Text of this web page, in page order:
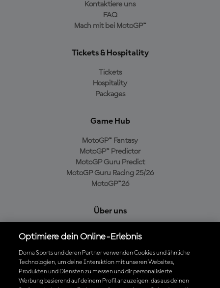
Kontaktiere uns
FAQ
Mach mit bei MotoGP™
Tickets & Hospitality
Tickets
Hospitality
Packages
Game Hub
MotoGP™ Fantasy
MotoGP™ Predictor
MotoGP Guru Predict
MotoGP Guru Racing 25/26
MotoGP™26
Über uns
Cookie-Richtlinien
Geschäftsbedingungen
Datenschutzrichtlinien
Kaufrichtlinie
Optimiere dein Online-Erlebnis
Dorna Sports und deren Partner verwenden Cookies und ähnliche
Technologien, um deine Interaktion mit unseren Websites,
Produkten und Diensten zu messen und dir personalisierte
Werbung basierend auf deinem Profil anzuzeigen, das aus deinen